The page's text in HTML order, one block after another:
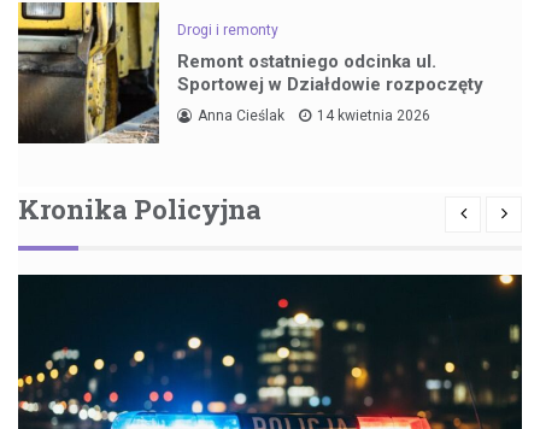
Drogi i remonty
Remont ostatniego odcinka ul.
Sportowej w Działdowie rozpoczęty
Anna Cieślak 14 kwietnia 2026
Kronika Policyjna